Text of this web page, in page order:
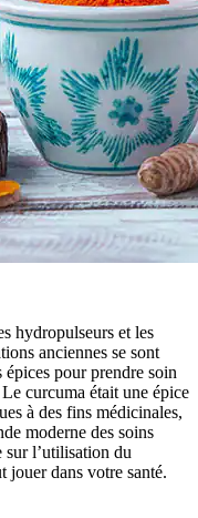
hydropulseurs et les
anciennes se sont
épices pour prendre soin
curcuma était une épice
à des fins médicinales,
moderne des soins
sur l’utilisation du
jouer dans votre santé.